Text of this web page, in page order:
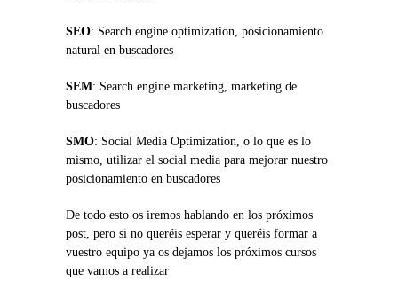
SEO: Search engine optimization, posicionamiento
natural en buscadores
SEM: Search engine marketing, marketing de
buscadores
SMO: Social Media Optimization, o lo que es lo
mismo, utilizar el social media para mejorar nuestro
posicionamiento en buscadores
De todo esto os iremos hablando en los próximos
post, pero si no queréis esperar y queréis formar a
vuestro equipo ya os dejamos los próximos cursos
que vamos a realizar